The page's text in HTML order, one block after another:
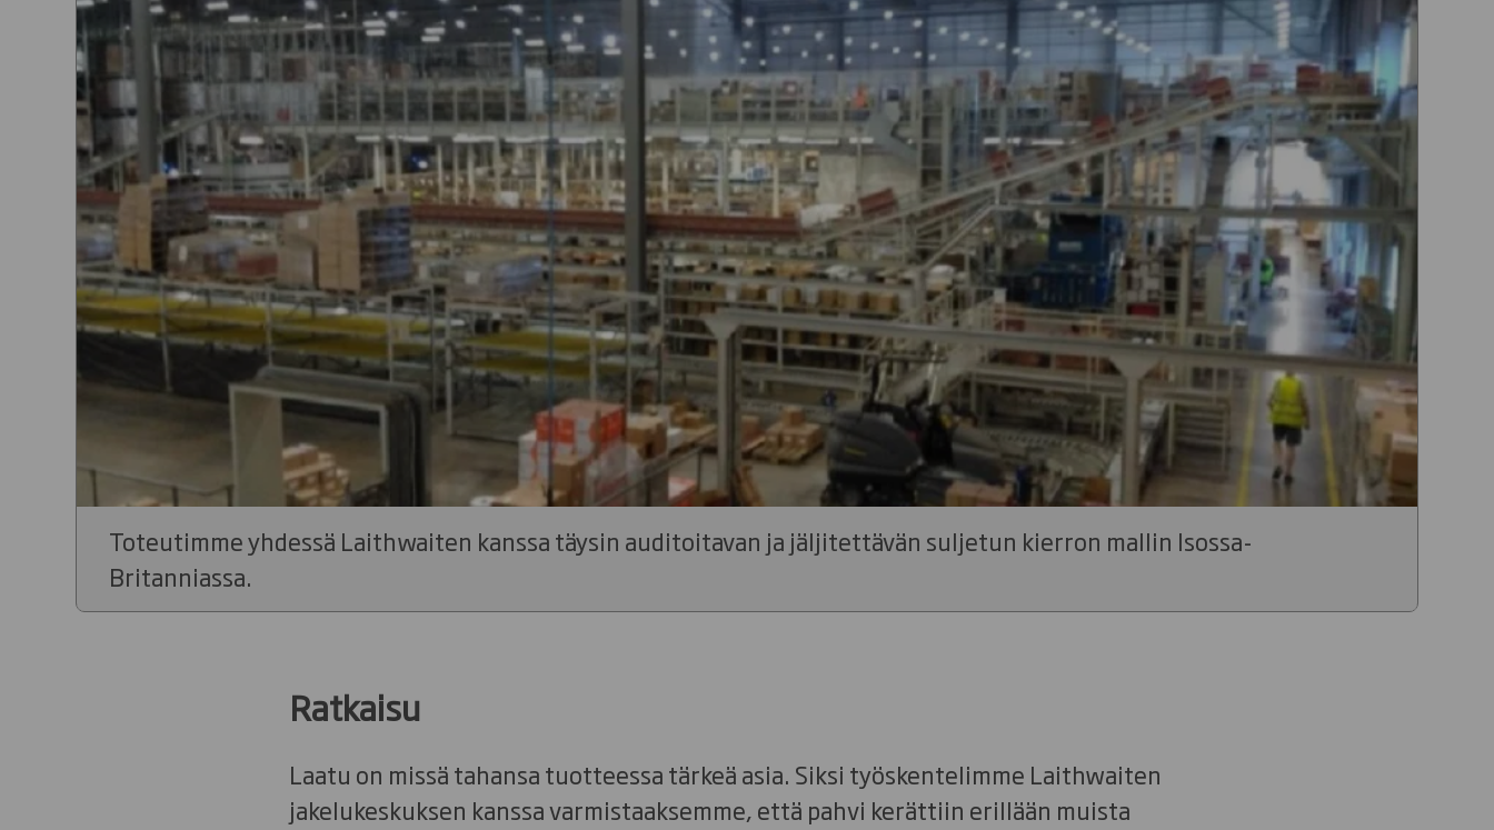
Toteutimme yhdessä Laithwaiten kanssa täysin auditoitavan ja jäljitettävän suljetun kierron mallin Isossa-
Britanniassa.
Ratkaisu
Laatu on missä tahansa tuotteessa tärkeä asia. Siksi työskentelimme Laithwaiten
jakelukeskuksen kanssa varmistaaksemme, että pahvi kerättiin erillään muista